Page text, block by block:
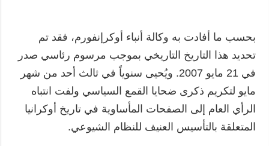
بحسب ما أفادت به وكالة أنباء أوكرإنفورم، فقد تم
تحديد هذا التاريخ التاريخي بموجب مرسوم رئاسي صدر
في 21 مايو 2007. ويُحيى سنوياً في ثالث أحد من شهر
مايو لتكريم ذكرى ضحايا القمع السياسي ولفت انتباه
الرأي العام إلى الصفحات المأساوية في تاريخ أوكرانيا
المتعلقة بالتأسيس العنيف للنظام الشيوعي.